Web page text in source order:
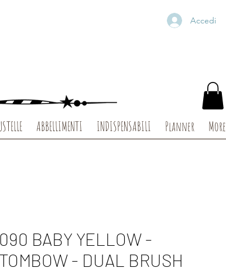
Accedi
ABBELLIMENTI INDISPENSABILI Planner More
090 BABY YELLOW -
TOMBOW - DUAL BRUSH